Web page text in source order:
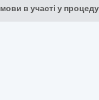
в участі у